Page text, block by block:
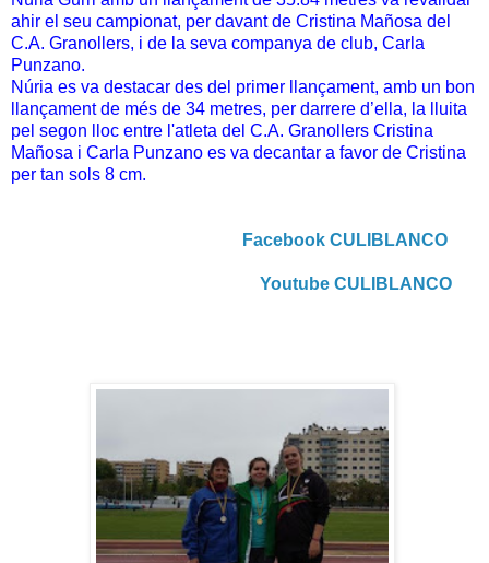
ahir el seu campionat, per davant de Cristina Mañosa del
C.A. Granollers, i de la seva companya de club, Carla
Punzano.
Núria es va destacar des del primer llançament, amb un bon
llançament de més de 34 metres, per darrere d’ella, la lluita
pel segon lloc entre l'atleta del C.A. Granollers Cristina
Mañosa i Carla Punzano es va decantar a favor de Cristina
per tan sols 8 cm.
Facebook CULIBLANCO
Youtube CULIBLANCO